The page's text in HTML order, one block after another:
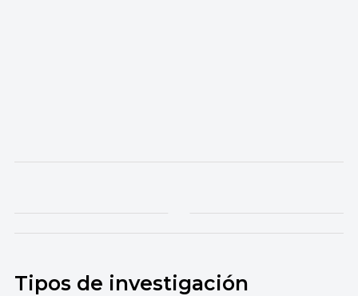
Tipos de investigación